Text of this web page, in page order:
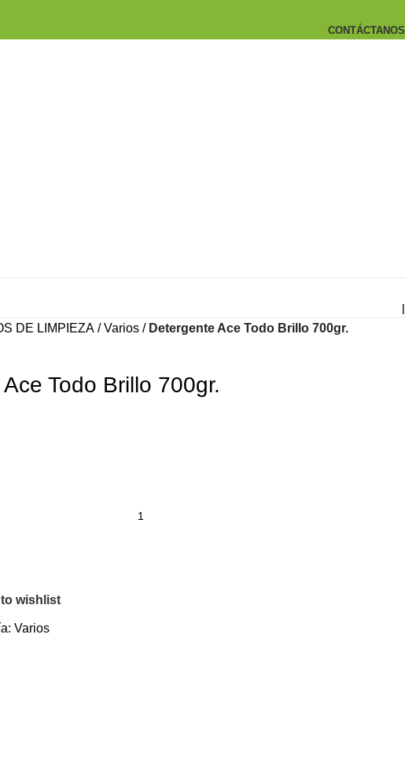
CONTÁCTANOS
DE LIMPIEZA Varios
Detergente Ace Todo Brillo 700gr.
Todo Brillo 700gr.
wishlist
Varios